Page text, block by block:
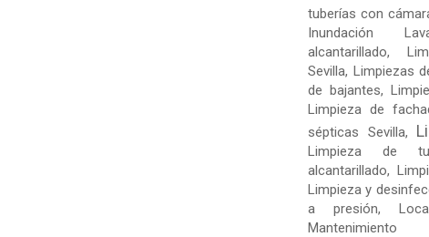
tuberías con
Inundación
alcantarillado,
Sevilla, Limpiezas
de bajantes,
Limpieza de
sépticas Sevilla,
Limpieza de
alcantarillado,
Limpieza y
a presión,